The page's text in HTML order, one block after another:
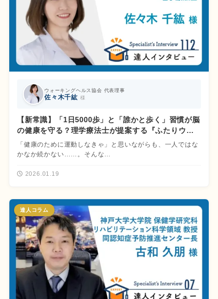
ウォーキングヘルス協会 代表理事
佐々木千紘 様
【新常識】「1日5000歩」と「誰かと歩く」習慣が脳
の健康を守る？理学療法士が提案する『ふたりウォ
ーク』
「健康のために運動しなきゃ」と思いながらも、一人ではな
かなか続かない……。そんな…
2026.01.19
達人コラム